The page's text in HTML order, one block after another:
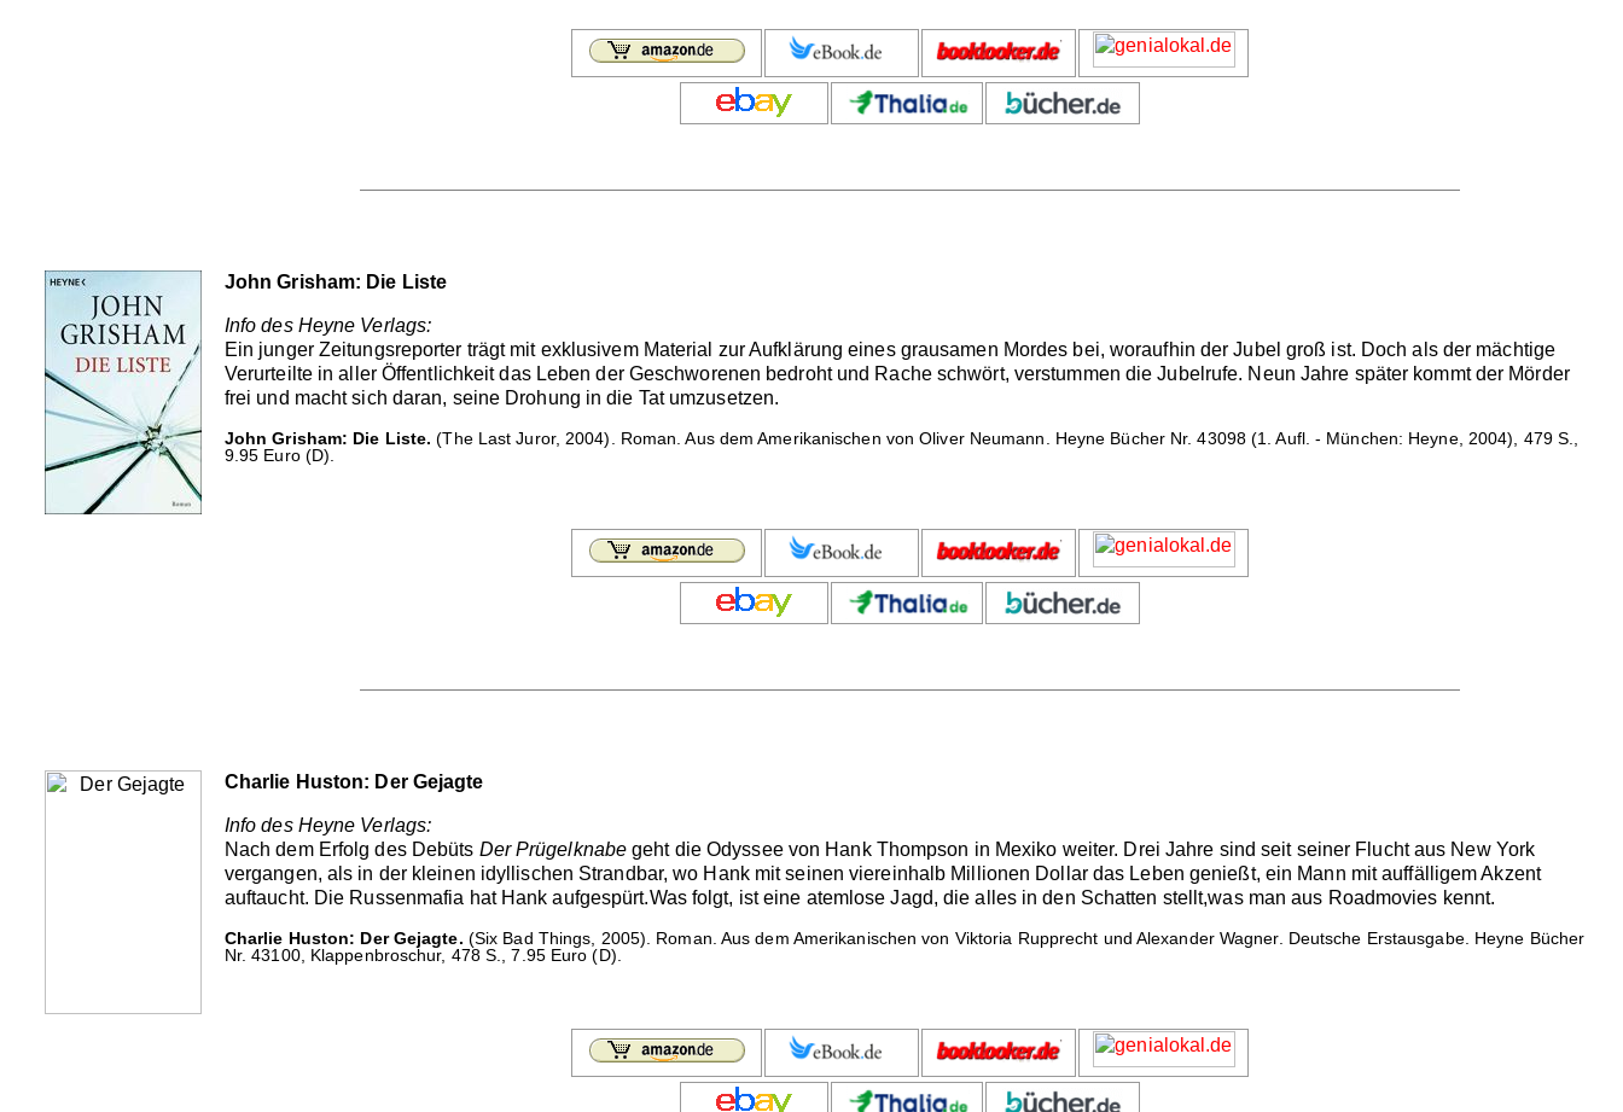
John Grisham: Die Liste
Info des Heyne Verlags:
Ein junger Zeitungsreporter trägt mit exklusivem Material zur Aufklärung eines grausamen Mordes bei, woraufhin der Jubel groß ist. Doch als der mächtige
Verurteilte in aller Öffentlichkeit das Leben der Geschworenen bedroht und Rache schwört, verstummen die Jubelrufe. Neun Jahre später kommt der Mörder
frei und macht sich daran, seine Drohung in die Tat umzusetzen.
John Grisham: Die Liste. (The Last Juror, 2004). Roman. Aus dem Amerikanischen von Oliver Neumann. Heyne Bücher Nr. 43098 (1. Aufl. - München: Heyne, 2004), 479 S.,
9.95 Euro (D).
Charlie Huston: Der Gejagte
Info des Heyne Verlags:
Nach dem Erfolg des Debüts Der Prügelknabe geht die Odyssee von Hank Thompson in Mexiko weiter. Drei Jahre sind seit seiner Flucht aus New York
vergangen, als in der kleinen idyllischen Strandbar, wo Hank mit seinen viereinhalb Millionen Dollar das Leben genießt, ein Mann mit auffälligem Akzent
auftaucht. Die Russenmafia hat Hank aufgespürt.Was folgt, ist eine atemlose Jagd, die alles in den Schatten stellt,was man aus Roadmovies kennt.
Charlie Huston: Der Gejagte. (Six Bad Things, 2005). Roman. Aus dem Amerikanischen von Viktoria Rupprecht und Alexander Wagner. Deutsche Erstausgabe. Heyne Bücher
Nr. 43100, Klappenbroschur, 478 S., 7.95 Euro (D).